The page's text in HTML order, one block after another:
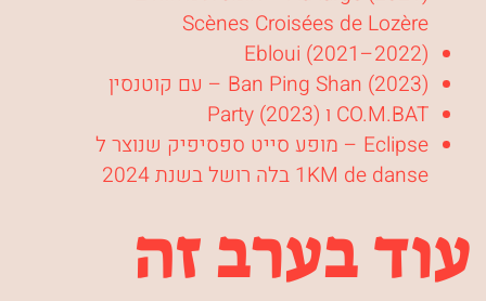
Scènes Croisées de Lozère
Ebloui (2021–2022)
Ban Ping Shan (2023) – עם קוטנסין
CO.M.BAT ו Party (2023)
Eclipse – מופע סייט ספסיפיק שנוצר ל
1KM de danse בלה רושל בשנת 2024
עוד בערב זה